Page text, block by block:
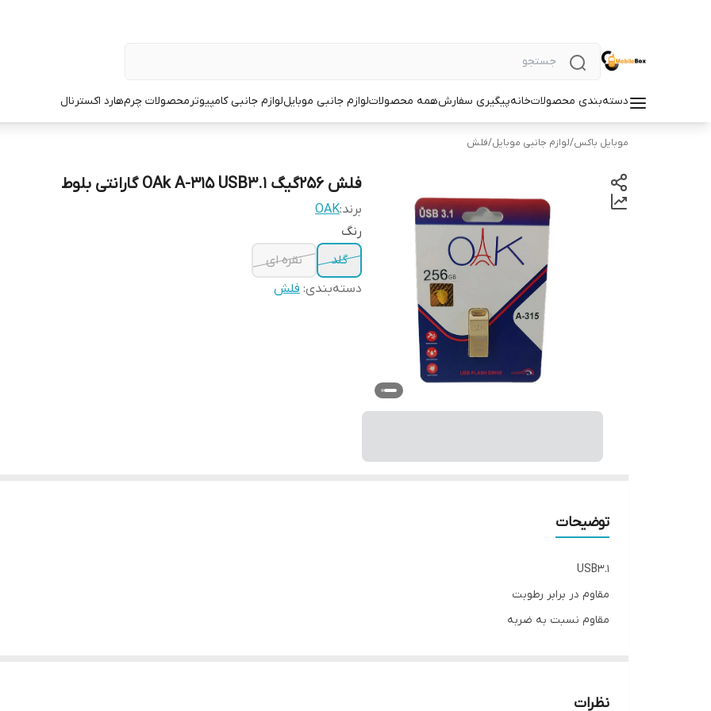
دسته‌بندی محصولاتخانهپیگیری سفارشهمه محصولاتلوازم جانبی موبایللوازم جانبی کامپیوترمحصولات چرمهارد اکسترنال
موبایل باکس/لوازم جانبی موبایل/فلش
فلش 256گیگ 1.OAk A-315 USB3 گارانتی بلوط
برند:OAK
رنگ
گلد
نقره ای
دسته‌بندی: فلش
توضیحات
USB3.1
مقاوم در برابر رطوبت
مقاوم نسبت به ضربه
نظرات